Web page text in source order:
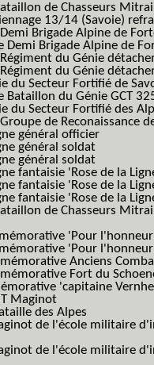
de Chasseurs
13/14 (Savoie)
Brigade Alpine de
Demi Brigade Alpine de
du Génie
du Génie
du Secteur Fortifié de
Bataillon du Génie GCT
du Secteur Fortifié des
de Reconaissance
général officier
général soldat
général soldat
fantaisie 'Rose de la
fantaisie 'Rose de la
fantaisie 'Rose de la
de Chasseurs
'Pour
'Pour
Anciens
Fort du
'capitaine
Maginot
des Alpes
de l'école militaire
de l'école militaire